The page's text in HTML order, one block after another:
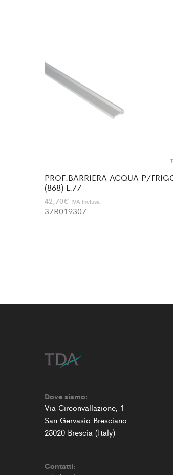
PROF.BARRIERA ACQUA P/
(868) L.77
42,70€ IVA inclusa
37R019307
Dove siamo:
Via Circonvallazione, 1
San Gervasio Bresciano
25020 Brescia (Italy)
Contatti: